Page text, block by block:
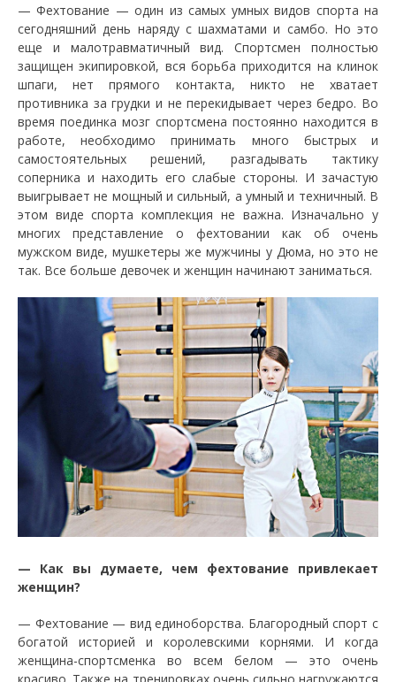
— Фехтование — один из самых умных видов спорта на
сегодняшний день наряду с шахматами и самбо. Но это
еще и малотравматичный вид. Спортсмен полностью
защищен экипировкой, вся борьба приходится на клинок
шпаги, нет прямого контакта, никто не хватает
противника за грудки и не перекидывает через бедро. Во
время поединка мозг спортсмена постоянно находится в
работе, необходимо принимать много быстрых и
самостоятельных решений, разгадывать тактику
соперника и находить его слабые стороны. И зачастую
выигрывает не мощный и сильный, а умный и техничный. В
этом виде спорта комплекция не важна. Изначально у
многих представление о фехтовании как об очень
мужском виде, мушкетеры же мужчины у Дюма, но это не
так. Все больше девочек и женщин начинают заниматься.
— Как вы думаете, чем фехтование привлекает
женщин?
— Фехтование — вид единоборства. Благородный спорт с
богатой историей и королевскими корнями. И когда
женщина-спортсменка во всем белом — это очень